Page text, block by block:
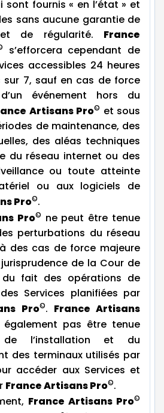
sont fournis « en l’état » et
sans aucune garantie de
de régularité. France
s’efforcera cependant de
accessibles 24 heures
sur 7, sauf en cas de force
événement hors du
Artisans Pro© et sous
de maintenance, des
des aléas techniques
du réseau internet ou des
ou toute atteinte
ou aux logiciels de
Pro©.
Pro© ne peut être tenue
perturbations du réseau
des cas de force majeure
de la Cour de
fait des opérations de
Services planifiées par
Pro©. France Artisans
pas être tenue
de l’installation et du
des terminaux utilisés par
accéder aux Services et
France Artisans Pro©.
France Artisans Pro©